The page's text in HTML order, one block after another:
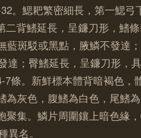
。鰓耙繁密細長，第一鰓弓
二背鰭延長，呈鐮刀形，鰭
藍斑駁或黑點，腋鱗不發達
達；臀鰭延長，呈鐮刀形，
7條。新鮮標本體背暗褐色，
為灰色，腹鰭為白色，尾鰭
聚集。鱗片周圍鑲上暗色緣
異名。